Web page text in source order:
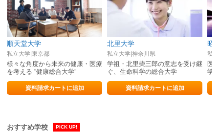
順天堂大学
私立大学|東京都
様々な角度から未来の健康・医療
を考える “健康総合大学”
資料請求カートに追加
北里大学
私立大学|神奈川県
学祖・北里柴三郎の意志を受け継
ぐ、生命科学の総合大学
資料請求カートに追加
昭
私
医
学
る
おすすめ学校 PICK UP!